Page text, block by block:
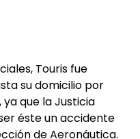
Touris fue
su domicilio por
que la Justicia
éste un accidente
de Aeronáutica.